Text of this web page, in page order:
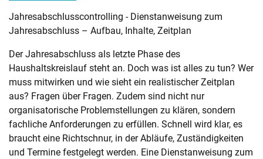
Jahresabschlusscontrolling - Dienstanweisung zum
Jahresabschluss – Aufbau, Inhalte, Zeitplan
Der Jahresabschluss als letzte Phase des
Haushaltskreislauf steht an. Doch was ist alles zu tun? Wer
muss mitwirken und wie sieht ein realistischer Zeitplan
aus? Fragen über Fragen. Zudem sind nicht nur
organisatorische Problemstellungen zu klären, sondern
fachliche Anforderungen zu erfüllen. Schnell wird klar, es
braucht eine Richtschnur, in der Abläufe, Zuständigkeiten
und Termine festgelegt werden. Eine Dienstanweisung zum